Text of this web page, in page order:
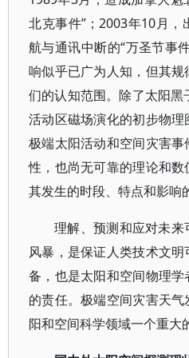
北克事件”；2003年10月
航与通讯中断的“万圣节事
响似乎已广为人知，但其
们的认知范围。除了太阳
活动区磁场演化的初步物
极端太阳活动和空间灾害
性，也尚无可靠的理论和
其发生的时段、特点和影响
理解、预测和应对未
风暴，是保证人类技术文
备，也是太阳和空间物理
的责任。极端空间灾害天
阳和空间科学领域一个重大